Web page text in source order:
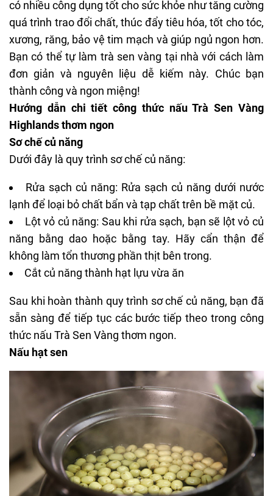
có nhiều công dụng tốt cho sức khỏe như tăng cường
quá trình trao đổi chất, thúc đẩy tiêu hóa, tốt cho tóc,
xương, răng, bảo vệ tim mạch và giúp ngủ ngon hơn.
Bạn có thể tự làm trà sen vàng tại nhà với cách làm
đơn giản và nguyên liệu dễ kiếm này. Chúc bạn
thành công và ngon miệng!
Hướng dẫn chi tiết công thức nấu Trà Sen Vàng
Highlands thơm ngon
Sơ chế củ năng
Dưới đây là quy trình sơ chế củ năng:
Rửa sạch củ năng: Rửa sạch củ năng dưới nước
lạnh để loại bỏ chất bẩn và tạp chất trên bề mặt củ.
Lột vỏ củ năng: Sau khi rửa sạch, bạn sẽ lột vỏ củ
năng bằng dao hoặc bằng tay. Hãy cẩn thận để
không làm tổn thương phần thịt bên trong.
Cắt củ năng thành hạt lựu vừa ăn
Sau khi hoàn thành quy trình sơ chế củ năng, bạn đã
sẵn sàng để tiếp tục các bước tiếp theo trong công
thức nấu Trà Sen Vàng thơm ngon.
Nấu hạt sen